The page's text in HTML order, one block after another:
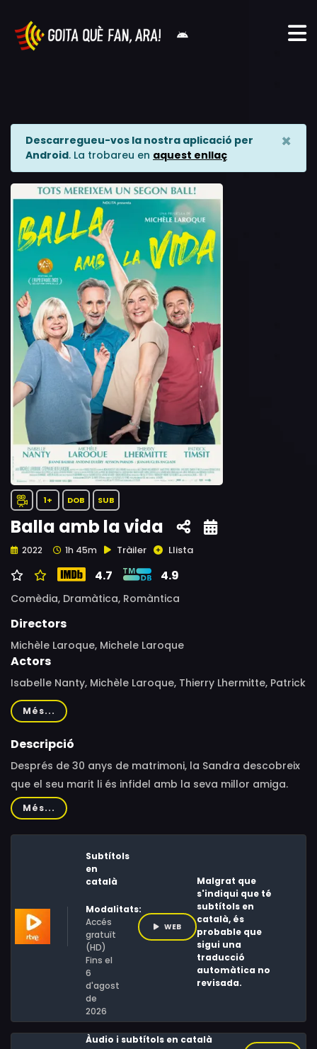
Descarregueu-vos la nostra aplicació per
Android. La trobareu en aquest enllaç
×
1+ DOB SUB
Balla amb la vida
2022 1h 45m Tràiler Llista
4.7 4.9
Comèdia, Dramàtica, Romàntica
Directors
Michèle Laroque, Michele Laroque
Actors
Isabelle Nanty, Michèle Laroque, Thierry Lhermitte, Patrick
Timsit, Jeanne Balibar, Antoine Duléry, Sofiane Chalal,
Michele Laroque, Armelle, Laurent Spielvogel, Alysson
Paradis, Florence Muller, Jean-Hugues Anglade, Frank
Nicolas Delys, Michèle Clément, Ludovic Locoche
Més...
Descripció
Després de 30 anys de matrimoni, la Sandra descobreix
que el seu marit li és infidel amb la seva millor amiga.
Per això, trenca la relació amb ell de manera immediata
i torna a la casa de la seva infantesa, on viu la seva
germana. La convivència no serà fàcil, però hi ha una
cosa que les uneix: la dansa...
Més...
Subtítols
en
català
Modalitats:
Accés
gratuït
(HD)
Fins el
6
d'agost
de
2026
WEB
Malgrat que
s'indiqui que té
subtítols en
català, és
probable que
sigui una
traducció
automàtica no
revisada.
Àudio i subtítols en català